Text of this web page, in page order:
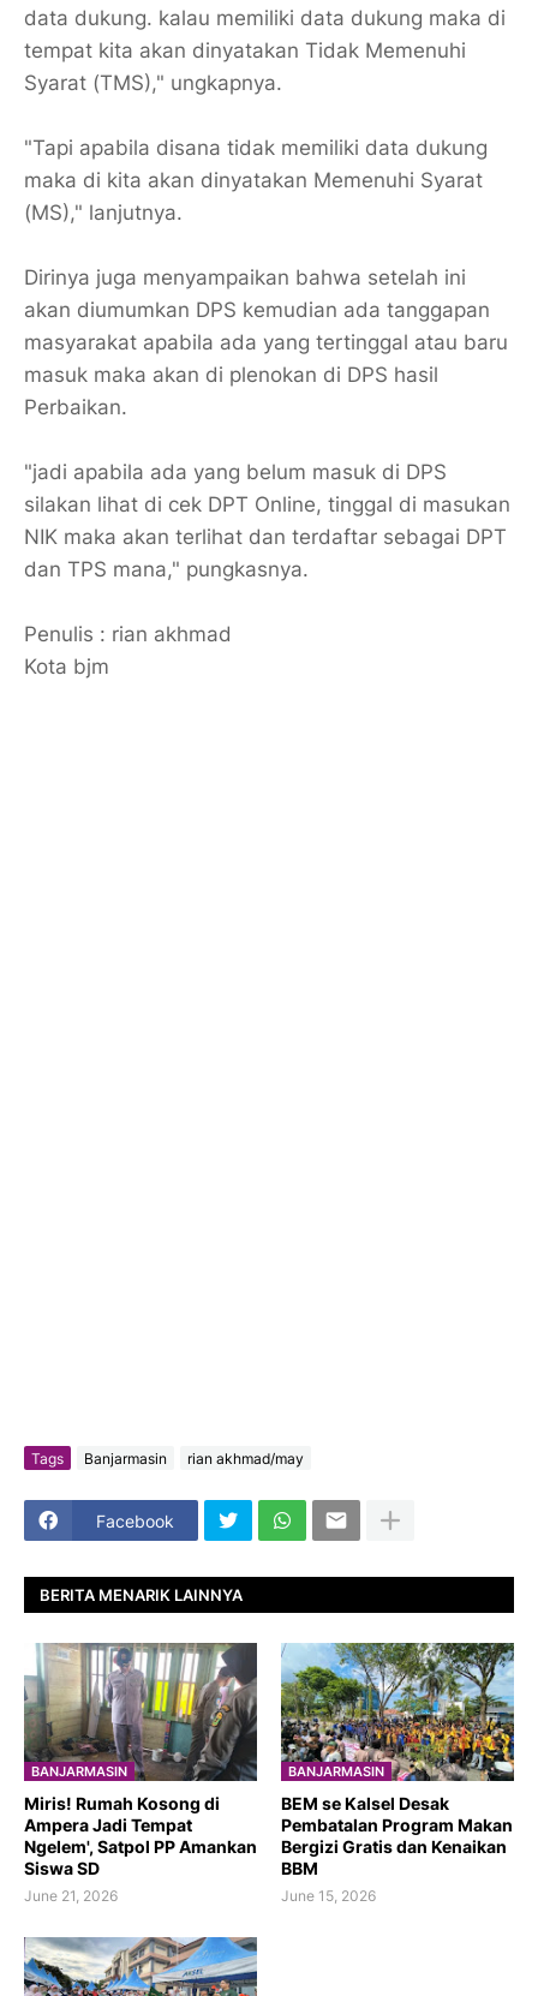
data dukung. kalau memiliki data dukung maka di
tempat kita akan dinyatakan Tidak Memenuhi
Syarat (TMS)," ungkapnya.
"Tapi apabila disana tidak memiliki data dukung
maka di kita akan dinyatakan Memenuhi Syarat
(MS)," lanjutnya.
Dirinya juga menyampaikan bahwa setelah ini
akan diumumkan DPS kemudian ada tanggapan
masyarakat apabila ada yang tertinggal atau baru
masuk maka akan di plenokan di DPS hasil
Perbaikan.
"jadi apabila ada yang belum masuk di DPS
silakan lihat di cek DPT Online, tinggal di masukan
NIK maka akan terlihat dan terdaftar sebagai DPT
dan TPS mana," pungkasnya.
Penulis : rian akhmad
Kota bjm
Tags Banjarmasin rian akhmad/may
Facebook
BERITA MENARIK LAINNYA
BANJARMASIN
​Miris! Rumah Kosong di
Ampera Jadi Tempat
Ngelem', Satpol PP Amankan
Siswa SD
June 21, 2026
BANJARMASIN
BEM se Kalsel Desak
Pembatalan Program Makan
Bergizi Gratis dan Kenaikan
BBM
June 15, 2026